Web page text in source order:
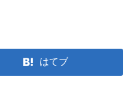
はてブ